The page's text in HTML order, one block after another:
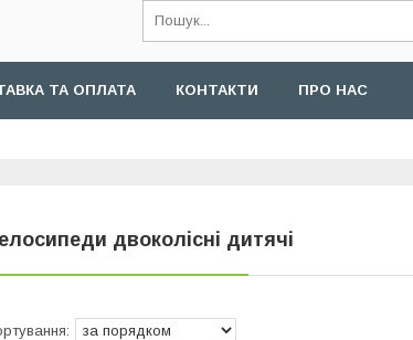
ТА ОПЛАТА КОНТАКТИ ПРО НАС
двоколісні дитячі